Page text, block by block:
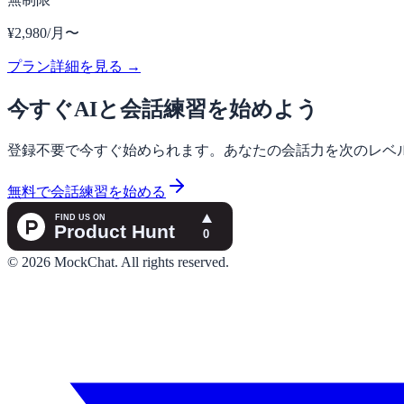
¥2,980/月〜
プラン詳細を見る →
今すぐAIと会話練習を始めよう
登録不要で今すぐ始められます。あなたの会話力を次のレベ
無料で会話練習を始める
© 2026 MockChat. All rights reserved.